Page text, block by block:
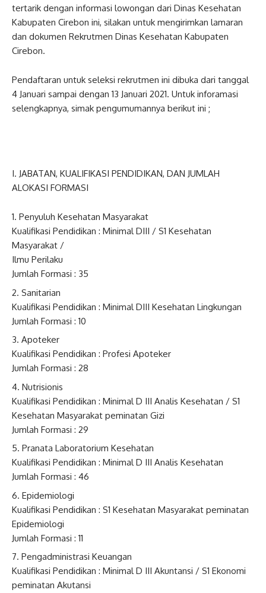
tertarik dengan informasi lowongan dari Dinas Kesehatan
Kabupaten Cirebon ini, silakan untuk mengirimkan lamaran
dan dokumen Rekrutmen Dinas Kesehatan Kabupaten
Cirebon.
Pendaftaran untuk seleksi rekrutmen ini dibuka dari tanggal
4 Januari sampai dengan 13 Januari 2021. Untuk inforamasi
selengkapnya, simak pengumumannya berikut ini ;
I. JABATAN, KUALIFIKASI PENDIDIKAN, DAN JUMLAH
ALOKASI FORMASI
Penyuluh Kesehatan Masyarakat
Kualifikasi Pendidikan : Minimal DIII / S1 Kesehatan
Masyarakat /
Ilmu Perilaku
Jumlah Formasi : 35
Sanitarian
Kualifikasi Pendidikan : Minimal DIII Kesehatan Lingkungan
Jumlah Formasi : 10
Apoteker
Kualifikasi Pendidikan : Profesi Apoteker
Jumlah Formasi : 28
Nutrisionis
Kualifikasi Pendidikan : Minimal D III Analis Kesehatan / S1
Kesehatan Masyarakat peminatan Gizi
Jumlah Formasi : 29
Pranata Laboratorium Kesehatan
Kualifikasi Pendidikan : Minimal D III Analis Kesehatan
Jumlah Formasi : 46
Epidemiologi
Kualifikasi Pendidikan : S1 Kesehatan Masyarakat peminatan
Epidemiologi
Jumlah Formasi : 11
Pengadministrasi Keuangan
Kualifikasi Pendidikan : Minimal D III Akuntansi / S1 Ekonomi
peminatan Akutansi